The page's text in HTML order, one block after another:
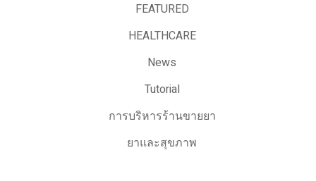
FEATURED
HEALTHCARE
News
Tutorial
การบริหารร้านขายยา
ยาและสุขภาพ